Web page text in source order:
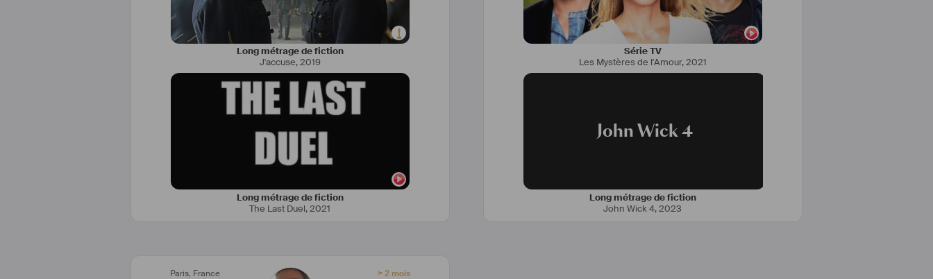
Long métrage de fiction
J'accuse,2019
Long métrage de fiction
The Last Duel,2021
Série TV
Les Mystères de l'Amour,2021
John Wick 4
Long métrage de fiction
John Wick 4,2023
Paris, France > 2 mois